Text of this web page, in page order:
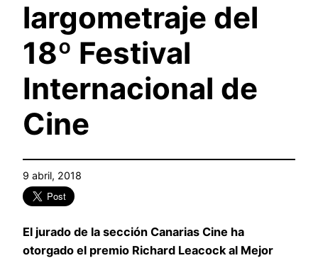
largometraje del
18º Festival
Internacional de
Cine
9 abril, 2018
El jurado de la sección Canarias Cine ha
otorgado el premio Richard Leacock al Mejor